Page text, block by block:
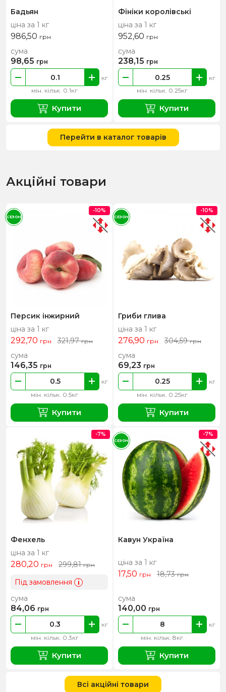
Бадьян
ціна за 1 кг
986,50 грн
мін. кільк. 0.1кг
кг
сума
98,65 грн
Купити
Фініки королівські
ціна за 1 кг
952,60 грн
мін. кільк. 0.25кг
кг
сума
238,15 грн
Купити
Перейти в каталог товарів
Акційні товари
Персик інжирний
ціна за 1 кг
292,70 грн 321,97грн
мін. кільк. 0.5кг
кг
сума
146,35 грн
Купити
-10%
СЕЗОН
Гриби глива
ціна за 1 кг
276,90 грн 304,59грн
мін. кільк. 0.25кг
кг
сума
69,23 грн
Купити
-10%
СЕЗОН
Фенхель
ціна за 1 кг
280,20 грн 299,81грн
Під замовлення i
мін. кільк. 0.3кг
кг
сума
84,06 грн
Купити
-7%
Кавун Україна
ціна за 1 кг
17,50 грн 18,73грн
мін. кільк. 8кг
кг
сума
140,00 грн
Купити
-7%
СЕЗОН
Всі акційні товари